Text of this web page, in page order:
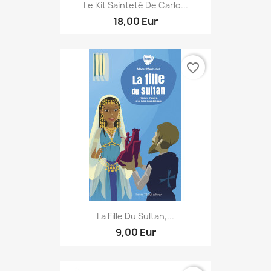
Le Kit Sainteté De Carlo...
18,00 Eur
La Fille Du Sultan,...
9,00 Eur
favorite_border